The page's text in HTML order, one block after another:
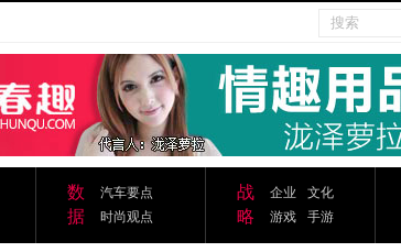
数
据
汽车要点
时尚观点
战
略
企业
文化
游戏
手游